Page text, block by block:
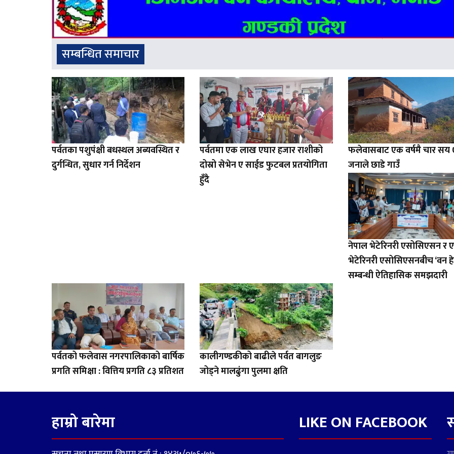
सम्बन्धित समाचार
पर्वतका पशुपंक्षी बधस्थल अब्यवस्थित र
दुर्गन्धित, सुधार गर्न निर्देशन
पर्वतमा एक लाख एघार हजार राशीको
दोस्रो सेभेन ए साईड फुटबल प्रतयोगिता
हुँदै
फलेवासबाट एक वर्षमै चार सय
जनाले छाडे गाउँ
नेपाल भेटेरिनरी एसोसिएसन र
भेटेरिनरी एसोसिएसनबीच ‘वन
सम्बन्धी ऐतिहासिक समझदारी
पर्वतको फलेवास नगरपालिकाको बार्षिक
प्रगति समिक्षा : वित्तिय प्रगति ८३ प्रतिशत
कालीगण्डकीको बाढीले पर्वत बागलुङ
जोड्ने मालढुंगा पुलमा क्षति
हाम्रो बारेमा LIKE ON FACEBOOK